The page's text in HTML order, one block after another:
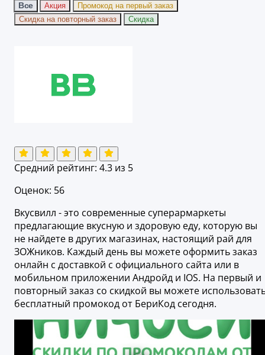
Все Акция
Промокод на первый заказ
Скидка на повторный заказ
Скидка
Средний рейтинг: 4.3 из 5
Оценок: 56
Вкусвилл - это современные суперармаркеты
предлагающие вкусную и здоровую еду, которую вы
не найдете в других магазинах, настоящий рай для
ЗОЖников. Каждый день вы можете оформить заказ
онлайн с доставкой с официального сайта или в
мобильном приложении Андройд и IOS. На первый и
повторный заказ со скидкой вы можете
бесплатный промокод от БериКод сегодня.